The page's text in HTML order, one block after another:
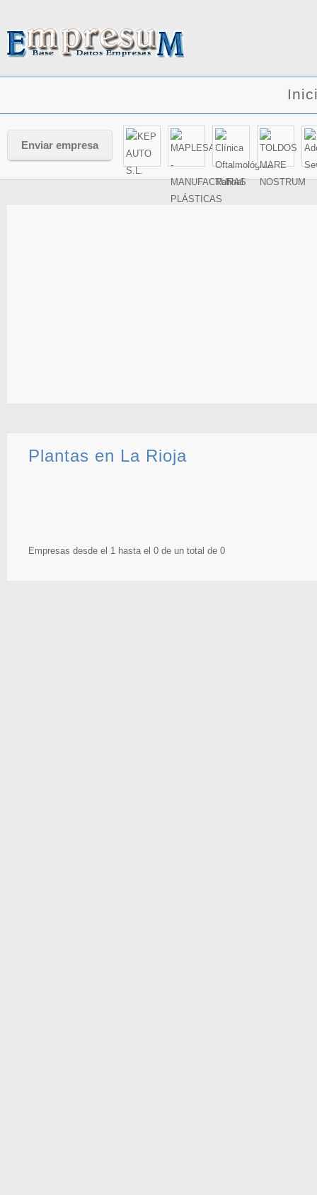
Enviar empresa
Plantas en La Rioja
Empresas desde el 1 hasta el 0 de un total de 0